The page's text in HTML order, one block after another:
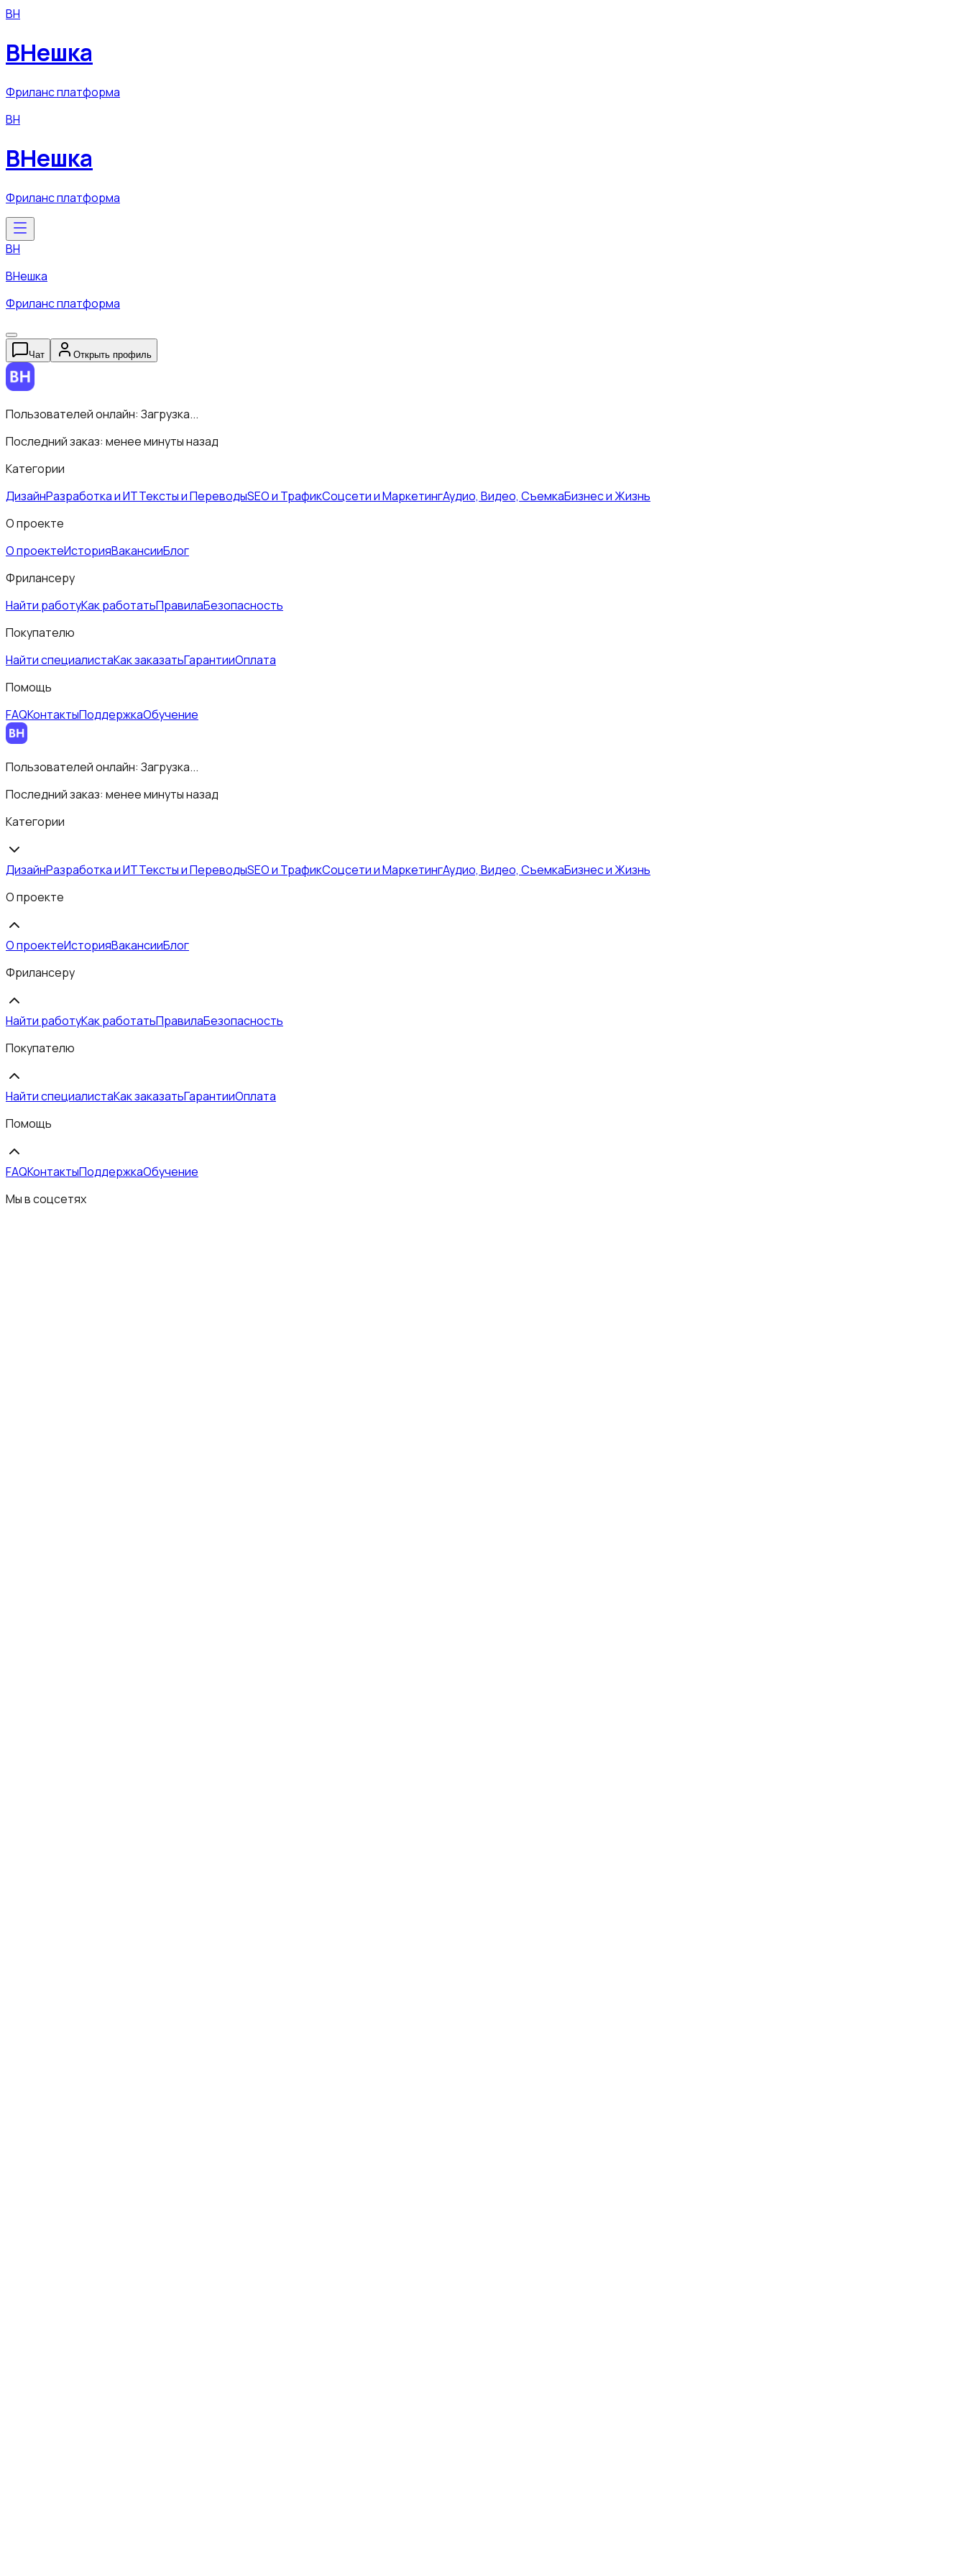
ВН
ВНешка
Фриланс платформа
ВН
ВНешка
Фриланс платформа
ВН
ВНешка
Фриланс платформа
Чат Открыть профиль
Пользователей онлайн: Загрузка...
Последний заказ: менее минуты назад
Категории
ДизайнРазработка и ИТТексты и ПереводыSEO и ТрафикСоцсети и МаркетингАудио, Видео, СъемкаБизнес и Жизнь
О проекте
О проектеИсторияВакансииБлог
Фрилансеру
Найти работуКак работатьПравилаБезопасность
Покупателю
Найти специалистаКак заказатьГарантииОплата
Помощь
FAQКонтактыПоддержкаОбучение
Пользователей онлайн: Загрузка...
Последний заказ: менее минуты назад
Категории
ДизайнРазработка и ИТТексты и ПереводыSEO и ТрафикСоцсети и МаркетингАудио, Видео, СъемкаБизнес и Жизнь
О проекте
О проектеИсторияВакансииБлог
Фрилансеру
Найти работуКак работатьПравилаБезопасность
Покупателю
Найти специалистаКак заказатьГарантииОплата
Помощь
FAQКонтактыПоддержкаОбучение
Мы в соцсетях